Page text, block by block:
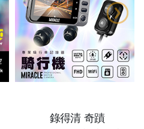
錄得清 奇蹟